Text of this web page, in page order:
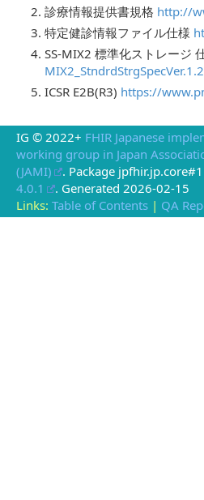
診療情報提供書規格 http://
特定健診情報ファイル仕様
SS-MIX2 標準化ストレージ
ICSR E2B(R3) https://
IG © 2022+ FHIR Japanese
working group in Japan
(JAMI)
. Package
4.0.1
. Generated 2026-02-15
Links: Table of Contents | QA